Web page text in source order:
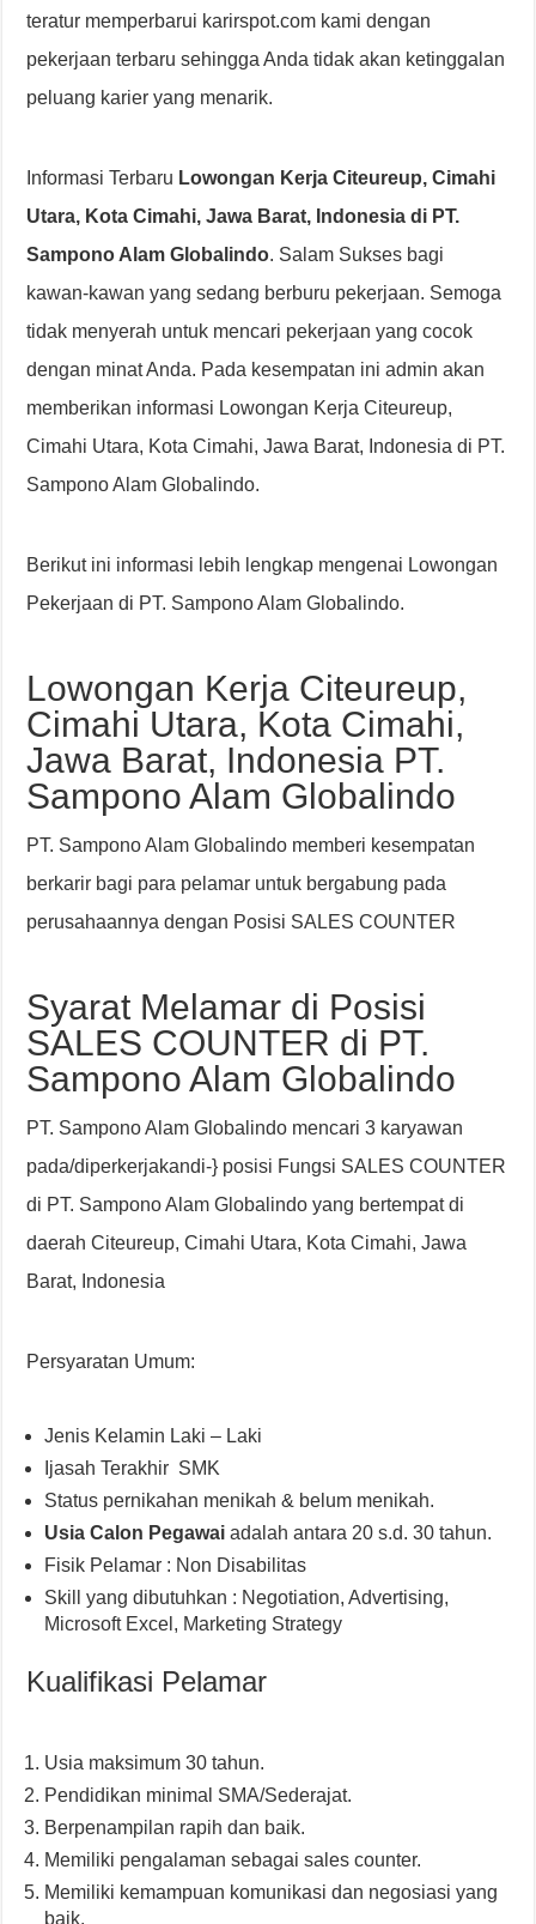
teratur memperbarui karirspot.com kami dengan
pekerjaan terbaru sehingga Anda tidak akan ketinggalan
peluang karier yang menarik.
Informasi Terbaru Lowongan Kerja Citeureup, Cimahi
Utara, Kota Cimahi, Jawa Barat, Indonesia di PT.
Sampono Alam Globalindo. Salam Sukses bagi
kawan-kawan yang sedang berburu pekerjaan. Semoga
tidak menyerah untuk mencari pekerjaan yang cocok
dengan minat Anda. Pada kesempatan ini admin akan
memberikan informasi Lowongan Kerja Citeureup,
Cimahi Utara, Kota Cimahi, Jawa Barat, Indonesia di PT.
Sampono Alam Globalindo.
Berikut ini informasi lebih lengkap mengenai Lowongan
Pekerjaan di PT. Sampono Alam Globalindo.
Lowongan Kerja Citeureup,
Cimahi Utara, Kota Cimahi,
Jawa Barat, Indonesia PT.
Sampono Alam Globalindo
PT. Sampono Alam Globalindo memberi kesempatan
berkarir bagi para pelamar untuk bergabung pada
perusahaannya dengan Posisi SALES COUNTER
Syarat Melamar di Posisi
SALES COUNTER di PT.
Sampono Alam Globalindo
PT. Sampono Alam Globalindo mencari 3 karyawan
pada/diperkerjakandi-} posisi Fungsi SALES COUNTER
di PT. Sampono Alam Globalindo yang bertempat di
daerah Citeureup, Cimahi Utara, Kota Cimahi, Jawa
Barat, Indonesia
Persyaratan Umum:
Jenis Kelamin Laki – Laki
Ijasah Terakhir SMK
Status pernikahan menikah & belum menikah.
Usia Calon Pegawaiadalah antara 20 s.d. 30 tahun.
Fisik Pelamar : Non Disabilitas
Skill yang dibutuhkan : Negotiation, Advertising,
Microsoft Excel, Marketing Strategy
Kualifikasi Pelamar
Usia maksimum 30 tahun.
Pendidikan minimal SMA/Sederajat.
Berpenampilan rapih dan baik.
Memiliki pengalaman sebagai sales counter.
Memiliki kemampuan komunikasi dan negosiasi yang
baik.